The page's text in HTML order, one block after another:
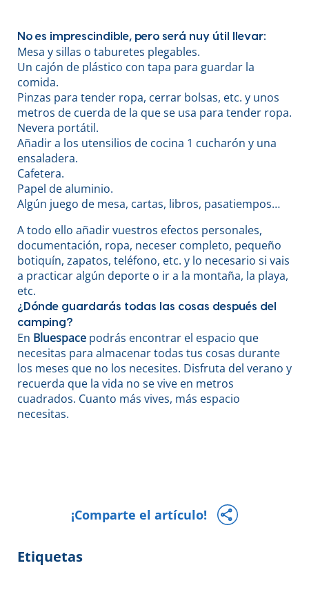
No es imprescindible, pero será nuy útil llevar:
Mesa y sillas o taburetes plegables.
Un cajón de plástico con tapa para guardar la
comida.
Pinzas para tender ropa, cerrar bolsas, etc. y unos
metros de cuerda de la que se usa para tender ropa.
Nevera portátil.
Añadir a los utensilios de cocina 1 cucharón y una
ensaladera.
Cafetera.
Papel de aluminio.
Algún juego de mesa, cartas, libros, pasatiempos…
A todo ello añadir vuestros efectos personales,
documentación, ropa, neceser completo, pequeño
botiquín, zapatos, teléfono, etc. y lo necesario si vais
a practicar algún deporte o ir a la montaña, la playa,
etc.
¿Dónde guardarás todas las cosas después del
camping?
En Bluespace podrás encontrar el espacio que
necesitas para almacenar todas tus cosas durante
los meses que no los necesites. Disfruta del verano y
recuerda que la vida no se vive en metros
cuadrados. Cuanto más vives, más espacio
necesitas.
¡Comparte el artículo!
Etiquetas